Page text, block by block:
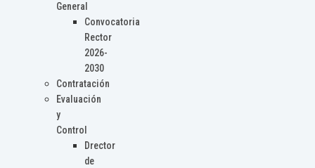
General
Convocatoria
Rector
2026-
2030
Contratación
Evaluación
y
Control
Drector
de